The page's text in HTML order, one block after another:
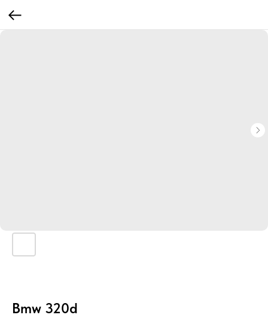
Bmw 320d